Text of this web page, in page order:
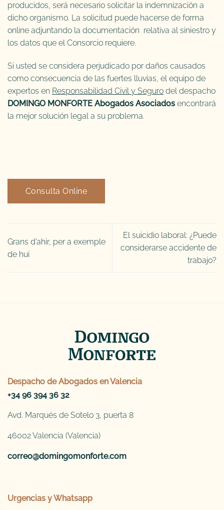
producidos, será necesario solicitar la indemnización a
dicho organismo. La solicitud puede hacerse de forma
online adjuntando la documentación relativa al siniestro y
los datos que el Consorcio requiere.
Si usted se considera perjudicado por daños causados
como consecuencia de las fuertes lluvias, el equipo de
expertos en Responsabilidad Civil y Seguro del despacho
DOMINGO MONFORTE Abogados Asociados encontrará
la mejor solución legal a su problema.
Consulta Online
Grans d’ahir, per a exemple
de hui
El suicidio laboral: ¿Puede
considerarse accidente de
trabajo?
Despacho de Abogados en Valencia
+34 96 394 36 32
Avd. Marqués de Sotelo 3, puerta 8
46002 Valencia (Valencia)
correo@domingomonforte.com
Urgencias y Whatsapp